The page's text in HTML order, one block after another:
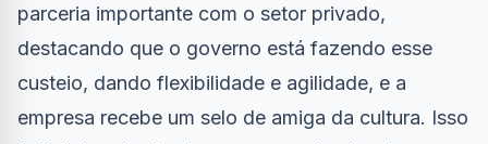
parceria importante com o setor privado,
destacando que o governo está fazendo esse
custeio, dando flexibilidade e agilidade, e a
empresa recebe um selo de amiga da cultura. Isso